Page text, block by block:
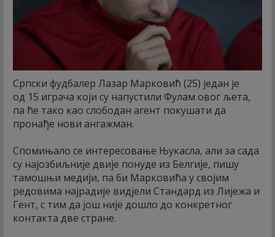
Српски фудбалер Лазар Марковић (25) један је
од 15 играча који су напустили Фулам овог љета,
па ће тако као слободан агент покушати да
пронађе нови ангажман.
Спомињало се интересовање Њукасла, али за сада
су најозбиљније двије понуде из Белгије, пишу
тамошњи медији, па би Марковића у својим
редовима најрадије видјели Стандард из Лијежа и
Гент, с тим да још није дошло до конкретног
контакта две стране.